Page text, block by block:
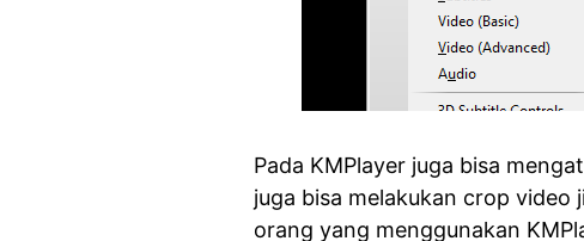
Pada KMPlayer juga bisa
juga bisa melakukan crop video
orang yang menggunakan